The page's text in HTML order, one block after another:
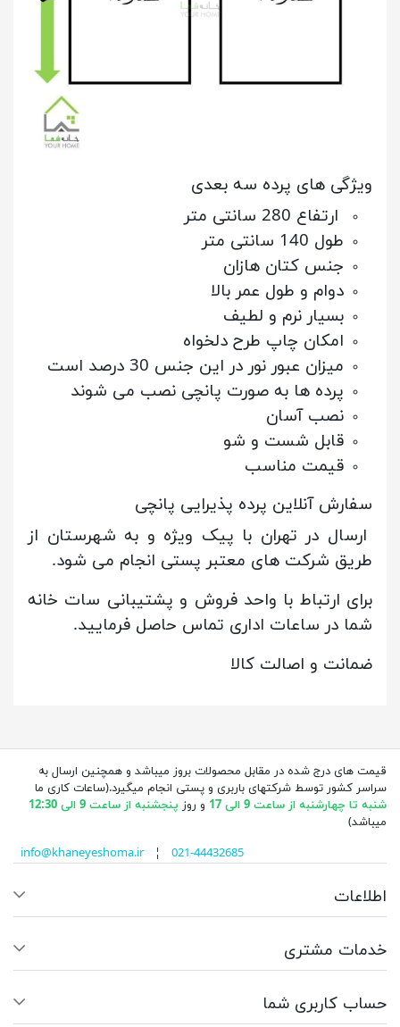
ویژگی های پرده سه بعدی
ارتفاع 280 سانتی متر
طول 140 سانتی متر
جنس کتان هازان
دوام و طول عمر بالا
بسیار نرم و لطیف
امکان چاپ طرح دلخواه
میزان عبور نور در این جنس 30 درصد است
پرده ها به صورت پانچی نصب می شوند
نصب آسان
قابل شست و شو
قیمت مناسب
سفارش آنلاین پرده پذیرایی پانچی
ارسال در تهران با پیک ویژه و به شهرستان از
طریق شرکت های معتبر پستی انجام می شود.
برای ارتباط با واحد فروش و پشتیبانی سات خانه
شما در ساعات اداری تماس حاصل فرمایید.
ضمانت و اصالت کالا
قیمت های درج شده در مقابل محصولات بروز میباشد و همچنین ارسال به
سراسر کشور توسط شرکتهای باربری و پستی انجام میگیرد.(ساعات کاری ما
شنبه تا چهارشنبه از ساعت 9 الی 17
و روز پنجشنبه از ساعت 9 الی 12:30
میباشد)
info@khaneyeshoma.ir¦ 021-44432685
اطلاعات
خدمات مشتری
حساب کاربری شما